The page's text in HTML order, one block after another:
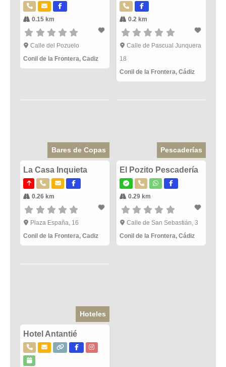
0.15 km
Calle del Pozuelo
Conil de la Frontera, Cadiz
0.2 km
Calle de Pascual Junquera
18
Conil de la Frontera,Cádiz
Bares de Copas
La Casa Inquieta
0.26 km
Plaza España, 16
Conil de la Frontera, Cadiz
Pescaderías
El Pozito Pescadería
0.29 km
Calle de San Sebastián, 3
Conil de la Frontera,Cádiz
Hoteles
Hotel Antantié